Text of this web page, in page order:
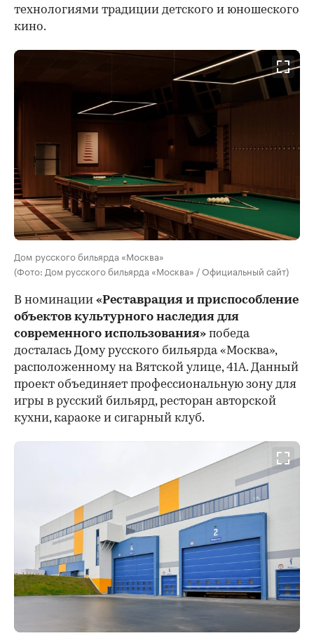
технологиями традиции детского и юношеского
кино.
Дом русского бильярда «Москва»
(Фото: Дом русского бильярда «Москва» / Официальный сайт)
В номинации «Реставрация и приспособление
объектов культурного наследия для
современного использования» победа
досталась Дому русского бильярда «Москва»,
расположенному на Вятской улице, 41А. Данный
проект объединяет профессиональную зону для
игры в русский бильярд, ресторан авторской
кухни, караоке и сигарный клуб.